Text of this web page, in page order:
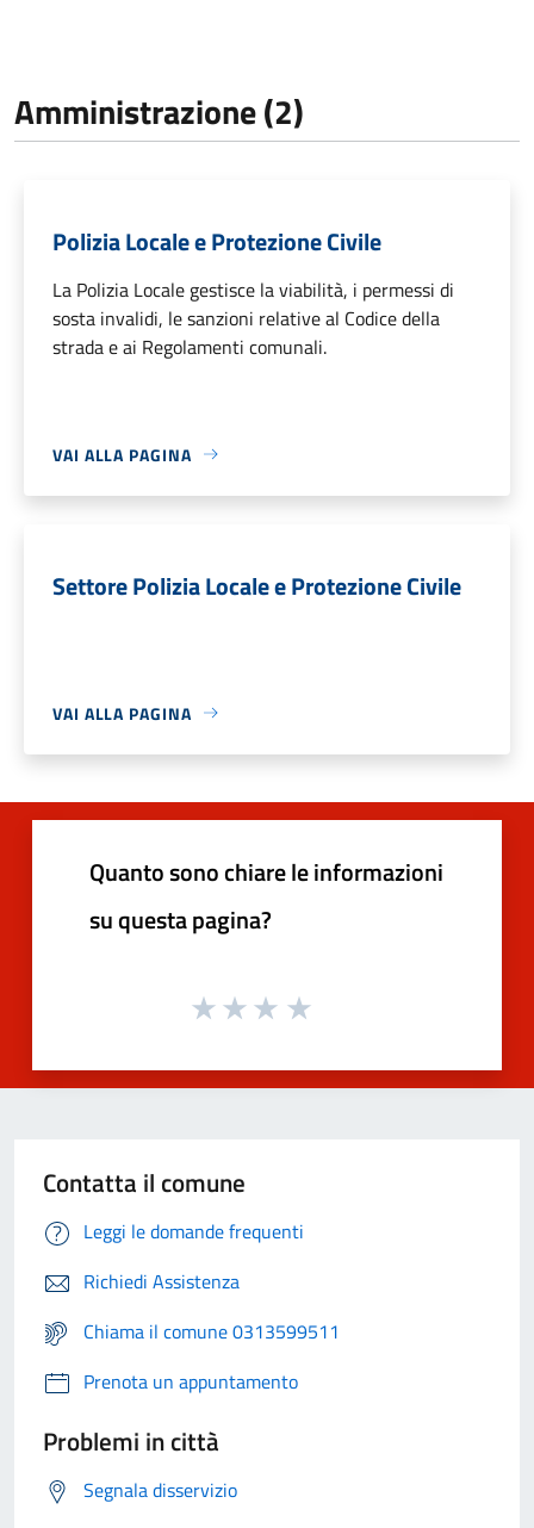
Amministrazione (2)
Polizia Locale e Protezione Civile
La Polizia Locale gestisce la viabilità, i permessi di
sosta invalidi, le sanzioni relative al Codice della
strada e ai Regolamenti comunali.
VAI ALLA PAGINA
Settore Polizia Locale e Protezione Civile
VAI ALLA PAGINA
Quanto sono chiare le informazioni
su questa pagina?
Contatta il comune
Leggi le domande frequenti
Richiedi Assistenza
Chiama il comune 0313599511
Prenota un appuntamento
Problemi in città
Segnala disservizio